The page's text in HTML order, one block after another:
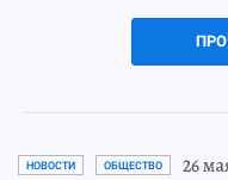
НОВОСТИ ОБЩЕСТВО 26